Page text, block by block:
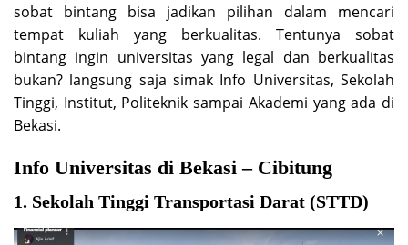
sobat bintang bisa jadikan pilihan dalam mencari
tempat kuliah yang berkualitas. Tentunya sobat
bintang ingin universitas yang legal dan berkualitas
bukan? langsung saja simak Info Universitas, Sekolah
Tinggi, Institut, Politeknik sampai Akademi yang ada di
Bekasi.
Info Universitas di Bekasi – Cibitung
1. Sekolah Tinggi Transportasi Darat (STTD)